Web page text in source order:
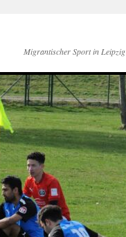
Migrantischer Sport in Leipzig